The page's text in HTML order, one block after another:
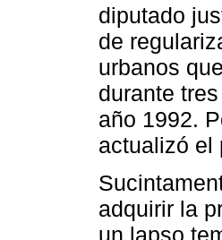
diputado
de
urbanos
durante
año 1992.
actualizó el
adquirir la